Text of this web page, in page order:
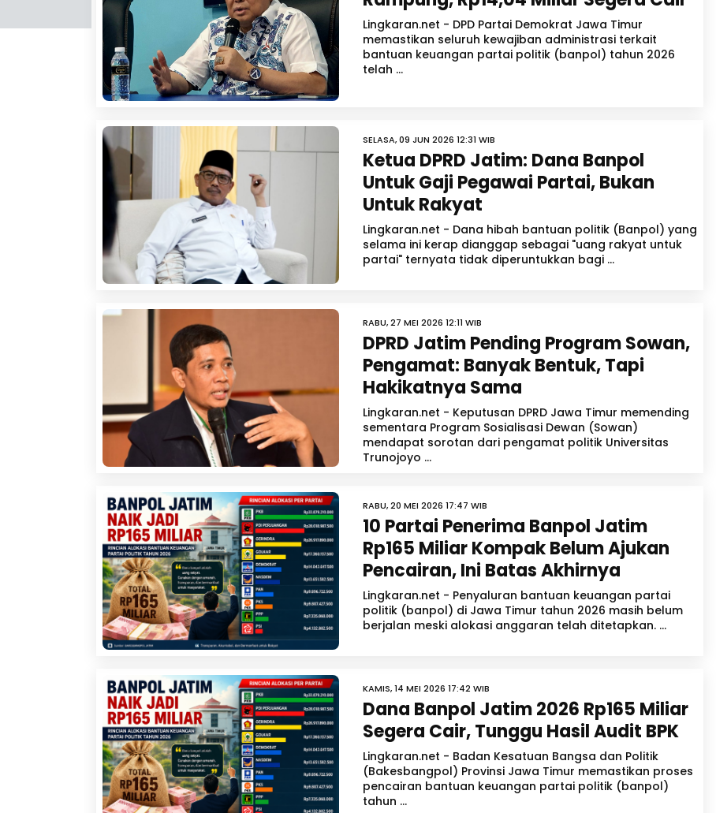
Lingkaran.net - DPD Partai Demokrat Jawa Timur
memastikan seluruh kewajiban administrasi terkait
bantuan keuangan partai politik (banpol) tahun 2026
telah ...
SELASA, 09 JUN 2026 12:31 WIB
Ketua DPRD Jatim: Dana Banpol
Untuk Gaji Pegawai Partai, Bukan
Untuk Rakyat
Lingkaran.net - Dana hibah bantuan politik (Banpol) yang
selama ini kerap dianggap sebagai "uang rakyat untuk
partai" ternyata tidak diperuntukkan bagi ...
RABU, 27 MEI 2026 12:11 WIB
DPRD Jatim Pending Program Sowan,
Pengamat: Banyak Bentuk, Tapi
Hakikatnya Sama
Lingkaran.net - Keputusan DPRD Jawa Timur memending
sementara Program Sosialisasi Dewan (Sowan)
mendapat sorotan dari pengamat politik Universitas
Trunojoyo ...
RABU, 20 MEI 2026 17:47 WIB
10 Partai Penerima Banpol Jatim
Rp165 Miliar Kompak Belum Ajukan
Pencairan, Ini Batas Akhirnya
Lingkaran.net - Penyaluran bantuan keuangan partai
politik (banpol) di Jawa Timur tahun 2026 masih belum
berjalan meski alokasi anggaran telah ditetapkan. ...
KAMIS, 14 MEI 2026 17:42 WIB
Dana Banpol Jatim 2026 Rp165 Miliar
Segera Cair, Tunggu Hasil Audit BPK
Lingkaran.net - Badan Kesatuan Bangsa dan Politik
(Bakesbangpol) Provinsi Jawa Timur memastikan proses
pencairan bantuan keuangan partai politik (banpol)
tahun ...